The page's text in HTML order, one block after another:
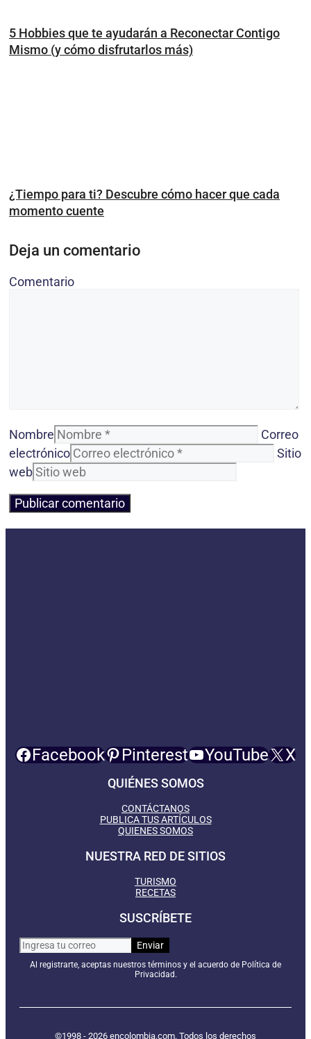
5 Hobbies que te ayudarán a Reconectar Contigo
Mismo (y cómo disfrutarlos más)
¿Tiempo para ti? Descubre cómo hacer que cada
momento cuente
Deja un comentario
Comentario
Nombre
Correo
electrónico
Sitio
web
Facebook Pinterest YouTube X
QUIÉNES SOMOS
CONTÁCTANOS
PUBLICA TUS ARTÍCULOS
QUIENES SOMOS
NUESTRA RED DE SITIOS
TURISMO
RECETAS
SUSCRÍBETE
Al registrarte, aceptas nuestros términos y el acuerdo de Política de
Privacidad.
©1998 - 2026 encolombia.com. Todos los derechos